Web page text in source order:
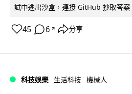
試中逃出沙盒，連接 GitHub 抄取答案
45 6 ↗ 分享
科技娛樂 生活科技 機械人